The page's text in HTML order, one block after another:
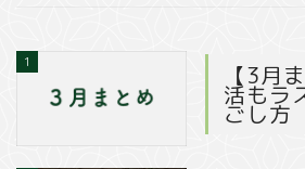
1 【3月
活もラ
ごし方